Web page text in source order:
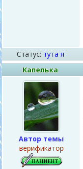
Статус: тута я
Капелька
Автор темы
верификатор